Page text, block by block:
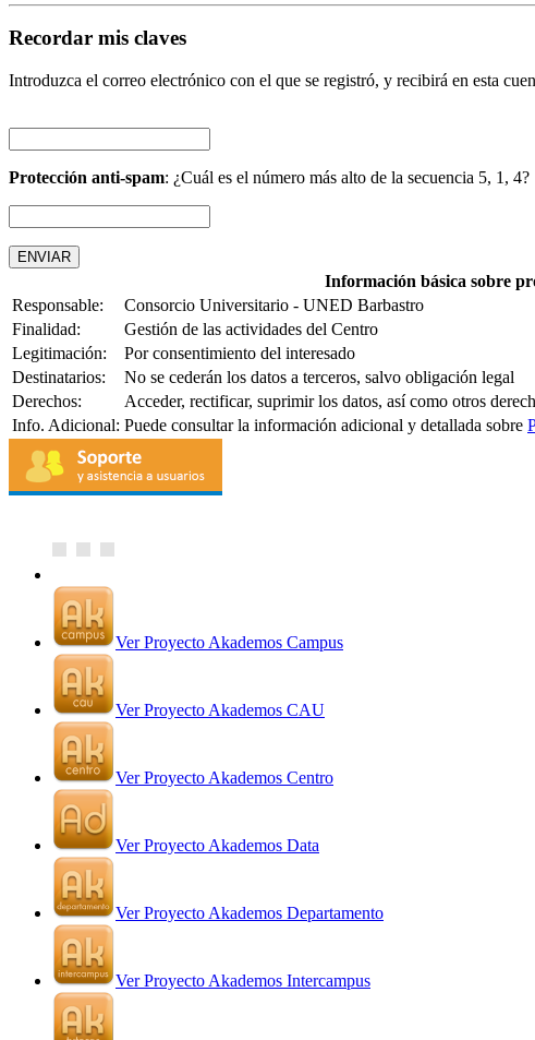
Recordar mis claves
Introduzca el correo electrónico con el que se registró, y recibirá en esta
Protección anti-spam: ¿Cuál es el número más alto de la secuencia 5, 1, 4?
Información básica sobre
Responsable:
Consorcio Universitario - UNED Barbastro
Finalidad:
Gestión de las actividades del Centro
Legitimación:
Por consentimiento del interesado
Destinatarios:
No se cederán los datos a terceros, salvo obligación legal
Derechos:
Acceder, rectificar, suprimir los datos, así como otros
Info. Adicional: Puede consultar la información adicional y detallada sobre
Ver Proyecto Akademos Campus
Ver Proyecto Akademos CAU
Ver Proyecto Akademos Centro
Ver Proyecto Akademos Data
Ver Proyecto Akademos Departamento
Ver Proyecto Akademos Intercampus